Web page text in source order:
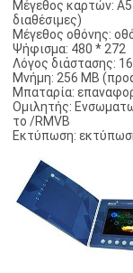
Μέγεθος καρτών: A5
διαθέσιμες)
Μέγεθος οθόνης:
Ψήφισμα: 480 * 272
Λόγος διάστασης:
Μνήμη: 256 ΜΒ
Μπαταρία:
Ομιλητής:
το /RMVB
Εκτύπωση: